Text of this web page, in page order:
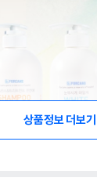
상품정보 더보기